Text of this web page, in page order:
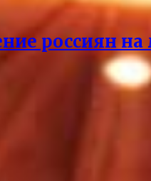
россиян